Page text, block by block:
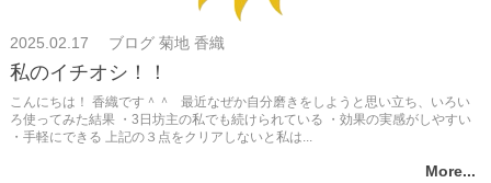
2025.02.17 ブログ 菊地 香織
私のイチオシ！！
こんにちは！ 香織です＾＾ 最近なぜか自分磨きをしようと思い立ち、いろい
ろ使ってみた結果 ・3日坊主の私でも続けられている ・効果の実感がしやすい
・手軽にできる 上記の３点をクリアしないと私は...
More...